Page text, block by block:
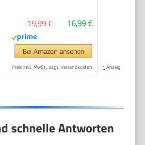
16,99 €
19,99 €
Bei Amazon ansehen
Preis inkl. MwSt., zzgl. Versandkosten * Anzeige
schnelle Antworten